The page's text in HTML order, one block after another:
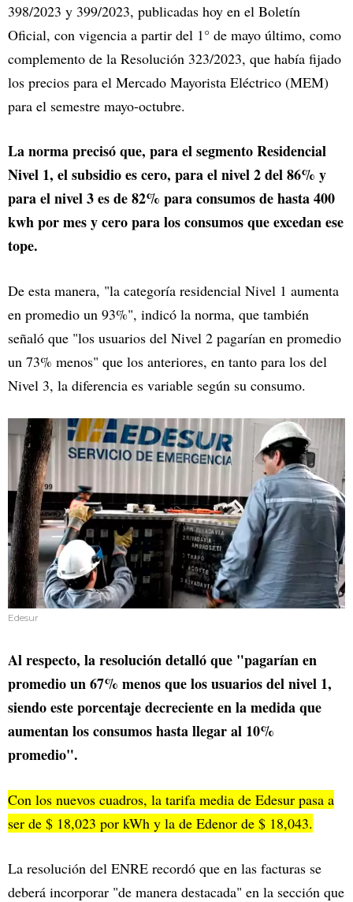
398/2023 y 399/2023, publicadas hoy en el Boletín
Oficial, con vigencia a partir del 1° de mayo último, como
complemento de la Resolución 323/2023, que había fijado
los precios para el Mercado Mayorista Eléctrico (MEM)
para el semestre mayo-octubre.
La norma precisó que, para el segmento Residencial
Nivel 1, el subsidio es cero, para el nivel 2 del 86% y
para el nivel 3 es de 82% para consumos de hasta 400
kwh por mes y cero para los consumos que excedan ese
tope.
De esta manera, "la categoría residencial Nivel 1 aumenta
en promedio un 93%", indicó la norma, que también
señaló que "los usuarios del Nivel 2 pagarían en promedio
un 73% menos" que los anteriores, en tanto para los del
Nivel 3, la diferencia es variable según su consumo.
Edesur
Al respecto, la resolución detalló que "pagarían en
promedio un 67% menos que los usuarios del nivel 1,
siendo este porcentaje decreciente en la medida que
aumentan los consumos hasta llegar al 10%
promedio".
Con los nuevos cuadros, la tarifa media de Edesur pasa a
ser de $ 18,023 por kWh y la de Edenor de $ 18,043.
La resolución del ENRE recordó que en las facturas se
deberá incorporar "de manera destacada" en la sección que